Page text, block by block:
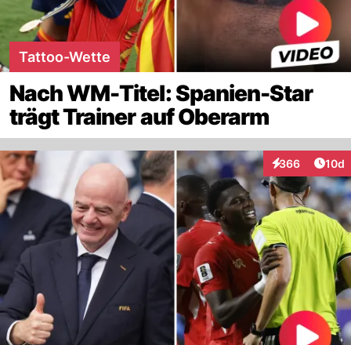
Tattoo-Wette
Nach WM-Titel: Spanien-Star
trägt Trainer auf Oberarm
366
Interaktionen
10d